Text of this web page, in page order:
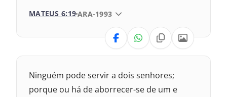
1969 – Almeida Revisada e Corrigida
1993 – Almeida Revisada e Atualizada
MATEUS 6:19 VERSÃO DA BÍBLIA
ARA-1993
VERSÃO
Nova Versão Internacional
Ninguém pode servir a dois senhores;
porque ou há de aborrecer-se de um e